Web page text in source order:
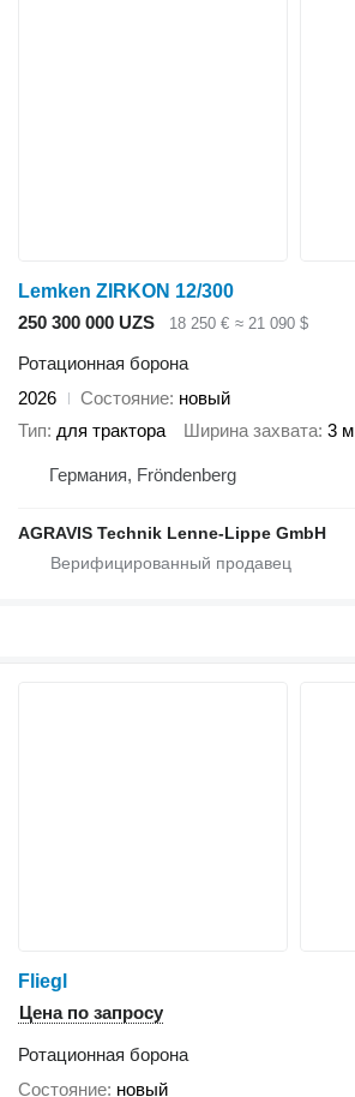
Lemken ZIRKON 12/300
250 300 000 UZS
18 250 € ≈ 21 090 $
Ротационная борона
2026
Состояние новый
Тип для трактора Ширина захвата 3 м
Германия, Fröndenberg
AGRAVIS Technik Lenne-Lippe GmbH
Fliegl
Цена по запросу
Ротационная борона
Состояние новый